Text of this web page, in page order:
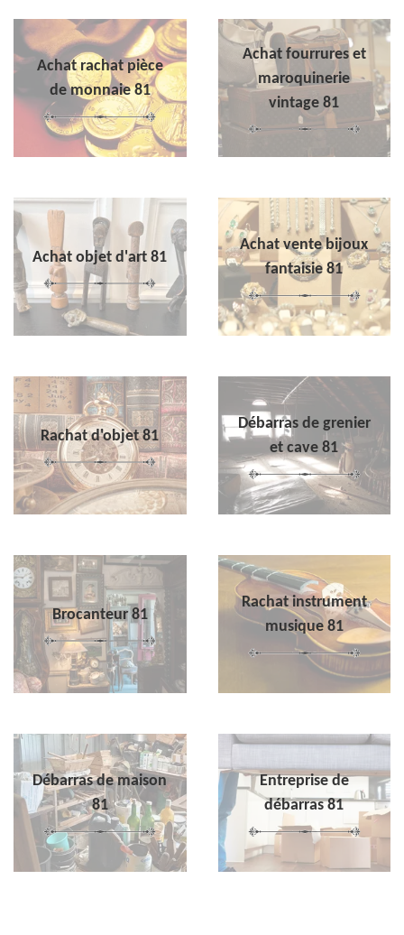
Achat rachat pièce
de monnaie 81
Achat fourrures et
maroquinerie
vintage 81
Achat objet d'art 81
Achat vente bijoux
fantaisie 81
Rachat d'objet 81
Débarras de grenier
et cave 81
Brocanteur 81
Rachat instrument
musique 81
Débarras de maison
81
Entreprise de
débarras 81